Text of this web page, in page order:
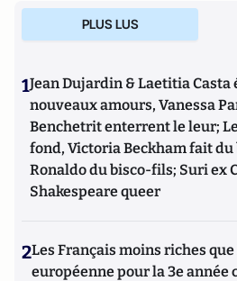
PLUS LUS
1Jean Dujardin & Laetitia
nouveaux amours, Vanessa
Benchetrit enterrent le leur;
fond, Victoria Beckham fait
Ronaldo du bisco-fils; Suri ex
Shakespeare queer
2Les Français moins riches
européenne pour la 3e année